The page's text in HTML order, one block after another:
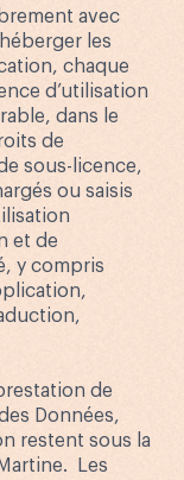
avec
les
chaque
d’utilisation
dans le
de
sous-licence,
ou saisis
et de
y compris
de
Données,
restent sous la
Les